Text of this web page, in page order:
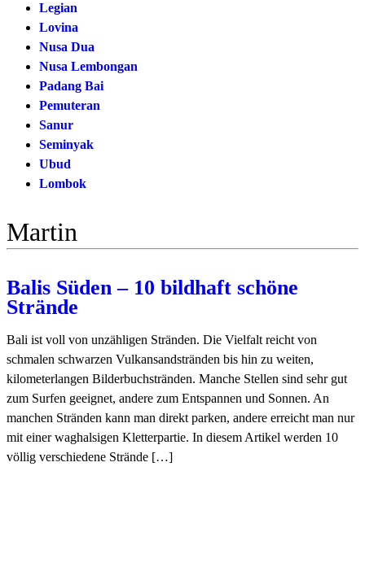
Legian
Lovina
Nusa Dua
Nusa Lembongan
Padang Bai
Pemuteran
Sanur
Seminyak
Ubud
Lombok
Martin
Balis Süden – 10 bildhaft schöne
Strände
Bali ist voll von unzähligen Stränden. Die Vielfalt reicht von
schmalen schwarzen Vulkansandstränden bis hin zu weiten,
kilometerlangen Bilderbuchstränden. Manche Stellen sind sehr gut
zum Surfen geeignet, andere zum Entspannen und Sonnen. An
manchen Stränden kann man direkt parken, andere erreicht man nur
mit einer waghalsigen Kletterpartie. In diesem Artikel werden 10
völlig verschiedene Strände […]